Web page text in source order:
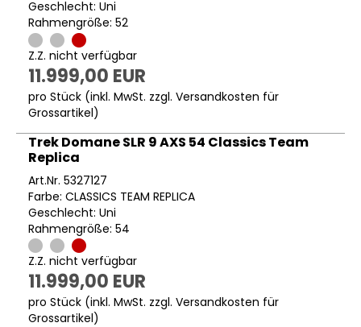
Geschlecht: Uni
Rahmengröße: 52
Z.Z. nicht verfügbar
11.999,00 EUR
pro Stück (inkl. MwSt. zzgl. Versandkosten für
Grossartikel)
Trek Domane SLR 9 AXS 54 Classics Team
Replica
Art.Nr. 5327127
Farbe: CLASSICS TEAM REPLICA
Geschlecht: Uni
Rahmengröße: 54
Z.Z. nicht verfügbar
11.999,00 EUR
pro Stück (inkl. MwSt. zzgl. Versandkosten für
Grossartikel)